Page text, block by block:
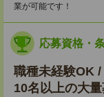
業が可能です！
応募資格・
職種未経験OK
10名以上の大